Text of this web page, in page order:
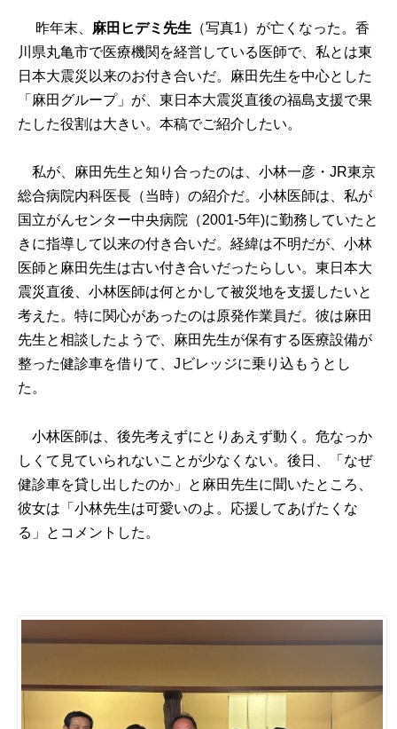
昨年末、 麻田ヒデミ先生 （写真1）が亡くなった。香
川県丸亀市で医療機関を経営している医師で、私とは東
日本大震災以来のお付き合いだ。麻田先生を中心とした
「麻田グループ」が、東日本大震災直後の福島支援で果
たした役割は大きい。本稿でご紹介したい。
私が、麻田先生と知り合ったのは、小林一彦・JR東京
総合病院内科医長（当時）の紹介だ。小林医師は、私が
国立がんセンター中央病院（2001-5年)に勤務していたと
きに指導して以来の付き合いだ。経緯は不明だが、小林
医師と麻田先生は古い付き合いだったらしい。東日本大
震災直後、小林医師は何とかして被災地を支援したいと
考えた。特に関心があったのは原発作業員だ。彼は麻田
先生と相談したようで、麻田先生が保有する医療設備が
整った健診車を借りて、Jビレッジに乗り込もうとし
た。
小林医師は、後先考えずにとりあえず動く。危なっか
しくて見ていられないことが少なくない。後日、「なぜ
健診車を貸し出したのか」と麻田先生に聞いたところ、
彼女は「小林先生は可愛いのよ。応援してあげたくな
る」とコメントした。